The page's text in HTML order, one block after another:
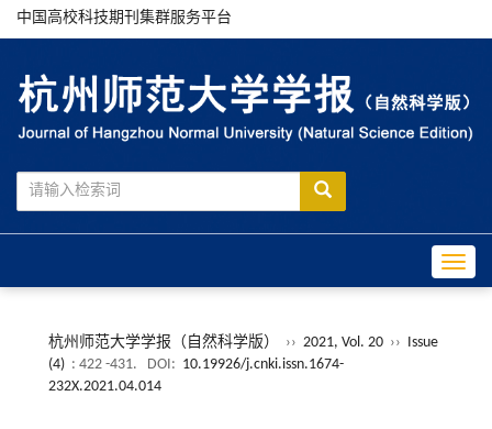
中国高校科技期刊集群服务平台
杭州师范大学学报（自然科学版） ›› 2021, Vol. 20 ›› Issue
(4) : 422 -431. DOI: 10.19926/j.cnki.issn.1674-
232X.2021.04.014